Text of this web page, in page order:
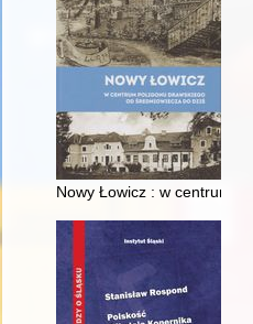
Nowy Łowicz : w centrum